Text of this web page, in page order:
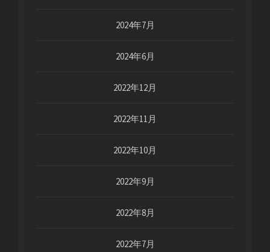
2024年7月
2024年6月
2022年12月
2022年11月
2022年10月
2022年9月
2022年8月
2022年7月